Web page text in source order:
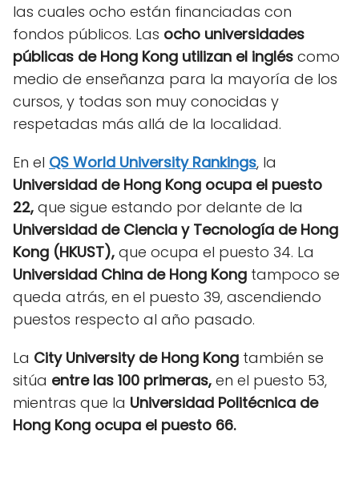
las cuales ocho están financiadas con
fondos públicos. Las ocho universidades
públicas de Hong Kong utilizan el inglés como
medio de enseñanza para la mayoría de los
cursos, y todas son muy conocidas y
respetadas más allá de la localidad.
En el QS World University Rankings, la
Universidad de Hong Kong ocupa el puesto
22, que sigue estando por delante de la
Universidad de Ciencia y Tecnología de Hong
Kong (HKUST), que ocupa el puesto 34. La
Universidad China de Hong Kong tampoco se
queda atrás, en el puesto 39, ascendiendo
puestos respecto al año pasado.
La City University de Hong Kong también se
sitúa entre las 100 primeras, en el puesto 53,
mientras que la Universidad Politécnica de
Hong Kong ocupa el puesto 66.